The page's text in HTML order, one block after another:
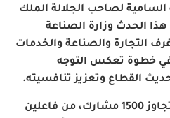
لصاحب الجلالة الملك
الحدث وزارة الصناعة
التجارة والصناعة والخدمات
في خطوة تعكس التوجه
القطاع وتعزيز تنافسيته.
وعرف المنتدى حضورا وازنا تجاوز 1500 مشارك، من فاعلين